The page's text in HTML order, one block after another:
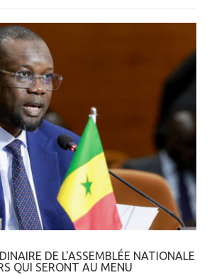
DE L'ASSEMBLÉE NATIONALE
QUI SERONT AU MENU